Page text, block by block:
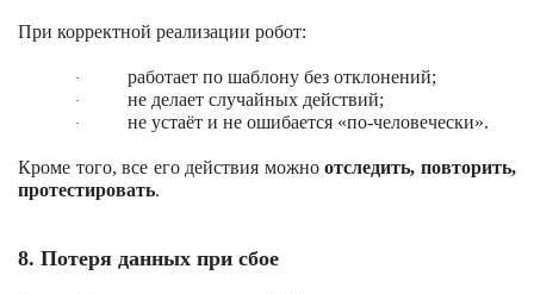
При корректной реализации робот:
· работает по шаблону без отклонений;
· не делает случайных действий;
· не устаёт и не ошибается «по-человечески».
Кроме того, все его действия можноотследить, повторить,
протестировать.
8. Потеря данных при сбое